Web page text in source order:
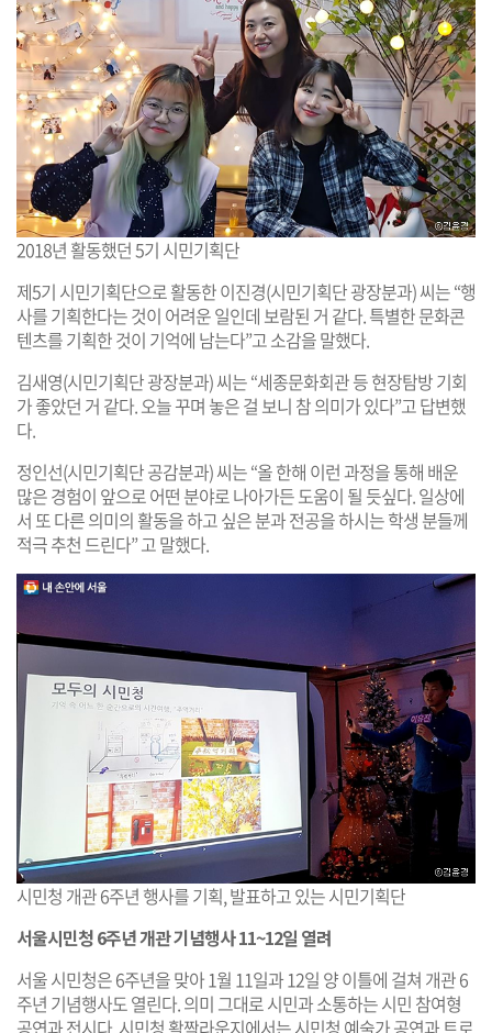
2018년 활동했던 5기 시민기획단
제5기 시민기획단으로 활동한 이진경(시민기획단 광장분과) 씨는 “행
사를 기획한다는 것이 어려운 일인데 보람된 거 같다. 특별한 문화콘
텐츠를 기획한 것이 기억에 남는다”고 소감을 말했다.
김새영(시민기획단 광장분과) 씨는 “세종문화회관 등 현장탐방 기회
가 좋았던 거 같다. 오늘 꾸며 놓은 걸 보니 참 의미가 있다”고 답변했
다.
정인선(시민기획단 공감분과) 씨는 “올 한해 이런 과정을 통해 배운
많은 경험이 앞으로 어떤 분야로 나아가든 도움이 될 듯싶다. 일상에
서 또 다른 의미의 활동을 하고 싶은 분과 전공을 하시는 학생 분들께
적극 추천 드린다” 고 말했다.
시민청 개관 6주년 행사를 기획, 발표하고 있는 시민기획단
서울시민청 6주년 개관 기념행사 11~12일 열려
서울 시민청은 6주년을 맞아 1월 11일과 12일 양 이틀에 걸쳐 개관 6
주년 기념행사도 열린다. 의미 그대로 시민과 소통하는 시민 참여형
공연과 전시다. 시민청 활짝라운지에서는 시민청 예술가 공연과 트로